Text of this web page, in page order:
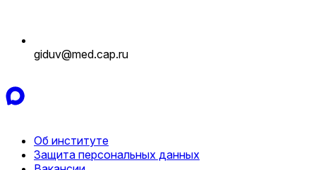
giduv@med.cap.ru
Об институте
Защита персональных данных